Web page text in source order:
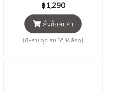
฿1,290
สั่งซื้อสินค้า
(มีหลายคุณสมบัติให้เลือก)